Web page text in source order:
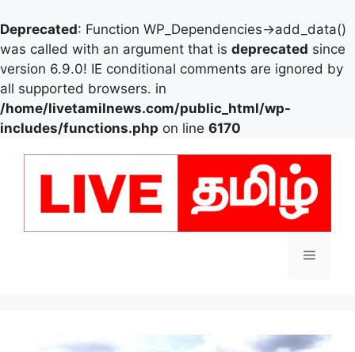
Deprecated: Function WP_Dependencies->add_data()
was called with an argument that is deprecated since
version 6.9.0! IE conditional comments are ignored by
all supported browsers. in
/home/livetamilnews.com/public_html/wp-
includes/functions.php on line 6170
Menu